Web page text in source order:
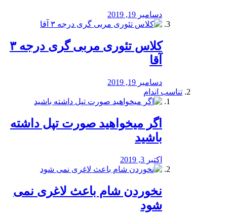
دسامبر 19, 2019
کلاس تئوری مربی گری درجه ۳
آقا
دسامبر 19, 2019
تناسب اندام
اگر میخواهید صورت تپل داشته
باشید
اکتبر 3, 2019
نخوردن شام باعث لاغری نمی
‌شود